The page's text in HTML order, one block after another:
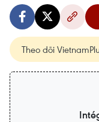
Theo dõi